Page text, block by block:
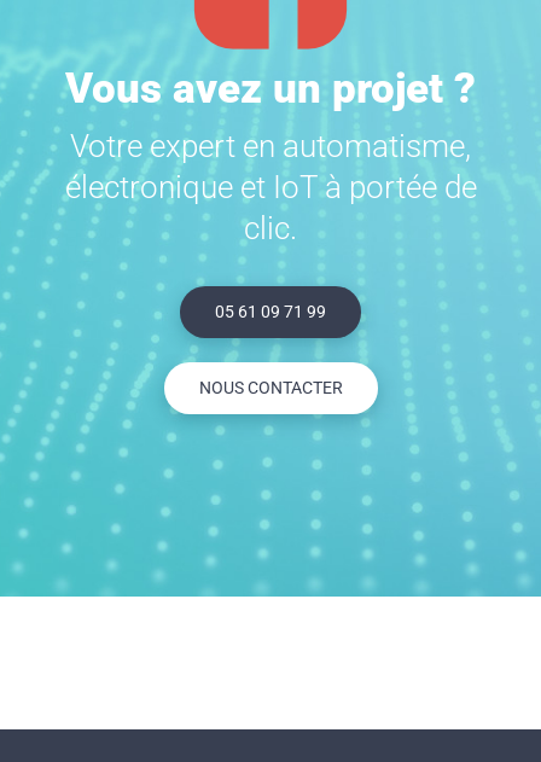
Vous avez un projet ?
Votre expert en automatisme,
électronique et IoT à portée de
clic.
05 61 09 71 99
NOUS CONTACTER